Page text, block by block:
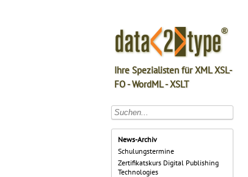
Ihre Spezialisten für XML XSL-
FO - WordML - XSLT
News-Archiv
Schulungstermine
Zertifikatskurs Digital Publishing
Technologies